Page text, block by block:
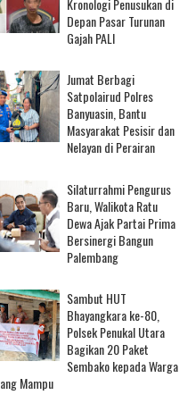
Kronologi Penusukan di
Depan Pasar Turunan
Gajah PALI
Jumat Berbagi
Satpolairud Polres
Banyuasin, Bantu
Masyarakat Pesisir dan
Nelayan di Perairan
Silaturrahmi Pengurus
Baru, Walikota Ratu
Dewa Ajak Partai Prima
Bersinergi Bangun
Palembang
Sambut HUT
Bhayangkara ke-80,
Polsek Penukal Utara
Bagikan 20 Paket
Sembako kepada Warga
Mampu